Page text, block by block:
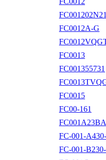
FC0012A-G
FC0013
FC001355731
FC0015
FC00-161
FC-001-
FC-001-